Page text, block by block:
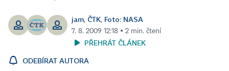
jam, ČTK, Foto: NASA
7. 8. 2009 12:18 ▪ 2 min. čtení
PŘEHRÁT ČLÁNEK
ODEBÍRAT AUTORA